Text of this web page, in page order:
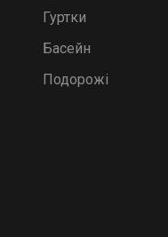
Гуртки
Басейн
Подорожі